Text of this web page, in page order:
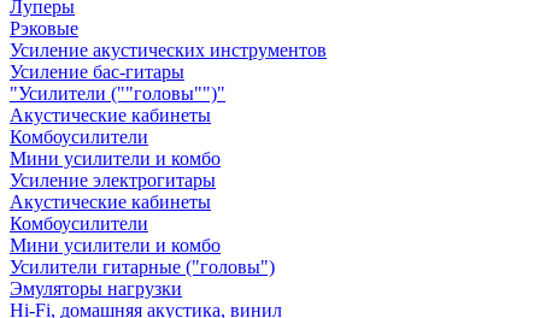
Луперы
Рэковые
Усиление акустических инструментов
Усиление бас-гитары
"Усилители (""головы"")"
Акустические кабинеты
Комбоусилители
Мини усилители и комбо
Усиление электрогитары
Акустические кабинеты
Комбоусилители
Мини усилители и комбо
Усилители гитарные ("головы")
Эмуляторы нагрузки
Hi-Fi, домашняя акустика, винил